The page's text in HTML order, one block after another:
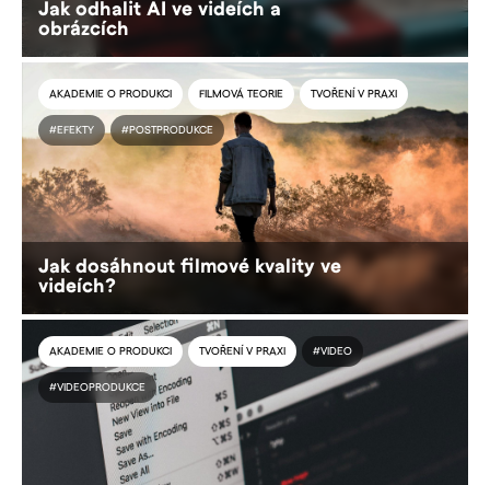
Jak odhalit AI ve videích a
obrázcích
AKADEMIE O PRODUKCI FILMOVÁ TEORIE TVOŘENÍ V PRAXI
#EFEKTY #POSTPRODUKCE
Jak dosáhnout filmové kvality ve
videích?
AKADEMIE O PRODUKCI TVOŘENÍ V PRAXI #VIDEO
#VIDEOPRODUKCE